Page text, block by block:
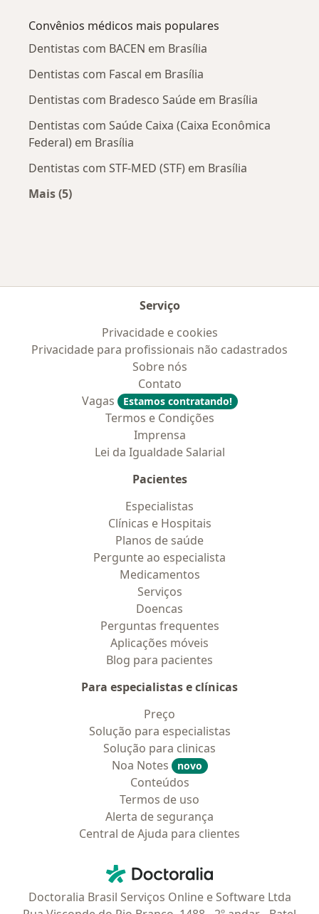
Convênios médicos mais populares
Dentistas com BACEN em Brasília
Dentistas com Fascal em Brasília
Dentistas com Bradesco Saúde em Brasília
Dentistas com Saúde Caixa (Caixa Econômica
Federal) em Brasília
Dentistas com STF-MED (STF) em Brasília
Mais (5)
Serviço
Privacidade e cookies
Privacidade para profissionais não cadastrados
Sobre nós
Contato
Vagas
Estamos contratando!
Termos e Condições
Imprensa
Lei da Igualdade Salarial
Pacientes
Especialistas
Clínicas e Hospitais
Planos de saúde
Pergunte ao especialista
Medicamentos
Serviços
Doencas
Perguntas frequentes
Aplicações móveis
Blog para pacientes
Para especialistas e clínicas
Preço
Solução para especialistas
Solução para clinicas
Noa Notes
novo
Conteúdos
Termos de uso
Alerta de segurança
Central de Ajuda para clientes
Doctoralia - Homepage
Doctoralia Brasil Serviços Online e Software Ltda